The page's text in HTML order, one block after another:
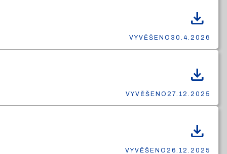
download
VYVĚŠENO 30.4.2026
download
VYVĚŠENO 27.12.2025
download
VYVĚŠENO 26.12.2025